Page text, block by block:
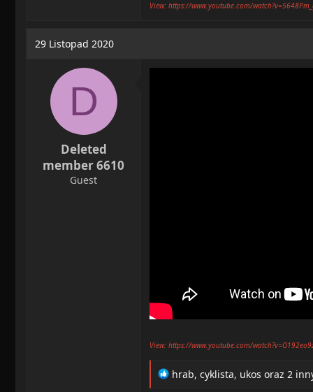
View: https://www.youtube.com/
29 Listopad 2020
D
Deleted
member 6610
Guest
View: https://www.youtube.com/
R
hrab, cyklista, ukos oraz 2